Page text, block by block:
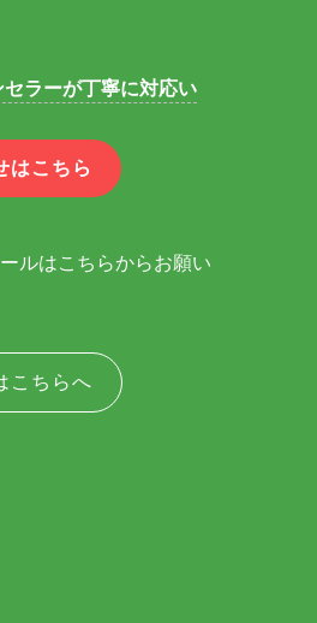
ラーが丁寧に対応い
はこちら
ルはこちらからお願い
こちらへ